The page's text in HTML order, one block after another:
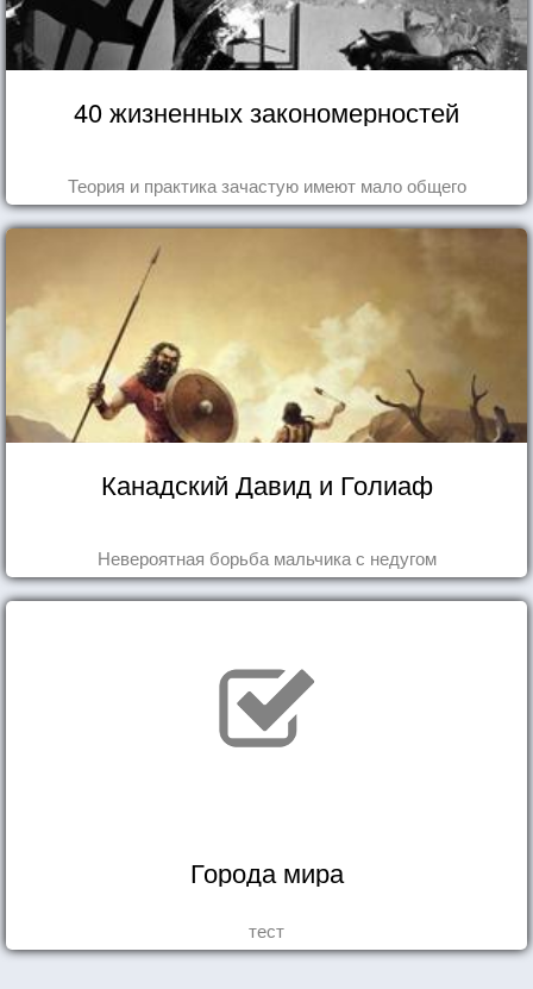
40 жизненных закономерностей
Теория и практика зачастую имеют мало общего
Канадский Давид и Голиаф
Невероятная борьба мальчика с недугом
Города мира
тест